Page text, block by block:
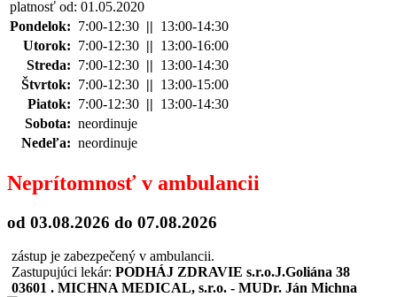
platnosť od: 01.05.2020
Pondelok: 7:00-12:30 || 13:00-14:30
Utorok: 7:00-12:30 || 13:00-16:00
Streda: 7:00-12:30 || 13:00-14:30
Štvrtok: 7:00-12:30 || 13:00-15:00
Piatok: 7:00-12:30 || 13:00-14:30
Sobota: neordinuje
Nedeľa: neordinuje
Neprítomnosť v ambulancii
od 03.08.2026 do 07.08.2026
zástup je zabezpečený v ambulancii.
Zastupujúci lekár: PODHÁJ ZDRAVIE s.r.o.J.Goliána 38
03601 . MICHNA MEDICAL, s.r.o. - MUDr. Ján Michna